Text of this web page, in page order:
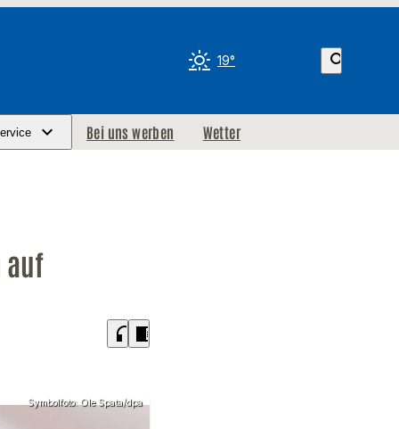
19° search
Bei uns werben Wetter
auf
headphones chrome_reader_mode
Symbolfoto: Ole Spata/dpa